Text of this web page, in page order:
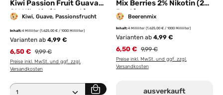
Kiwi Passion Fruit Guava
2% Nikotin (2er Pack)
Kiwi, Guave, Passionsfrucht
Inhalt:4 Milliliter (1.625,00 € / 1000 Milliliter)
Varianten ab 4,99 €
6,50 € Regulärer Preis:
9,99 €
Preise inkl. MwSt. und ggf. zzgl.
Versandkosten
Produkt Anzahl: Gib den gewünschten Wert ein
Mix Berries 2% Nikotin (2er
Pack)
Beerenmix
Inhalt:4 Milliliter (1.625,00 € / 1000 Milliliter)
Varianten ab4,99 €
6,50 € Regulärer Preis:
9,99 €
Preise inkl. MwSt. und ggf. zzgl.
Versandkosten
ausverkauft